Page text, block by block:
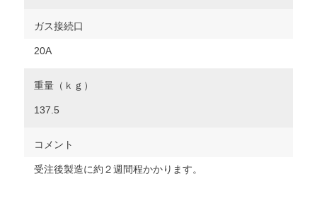
ガス接続口
20A
重量（ｋｇ）
137.5
コメント
受注後製造に約２週間程かかります。